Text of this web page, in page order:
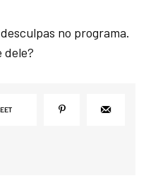
no programa.
dele?